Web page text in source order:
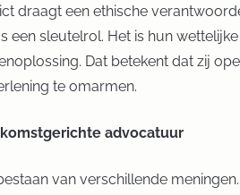
draagt een ethische
een sleutelrol. Het is hun
Dat betekent dat zij
te omarmen.
advocatuur
van verschillende